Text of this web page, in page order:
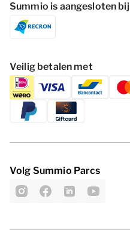
Summio is aangesloten bij
Veilig betalen met
Volg Summio Parcs